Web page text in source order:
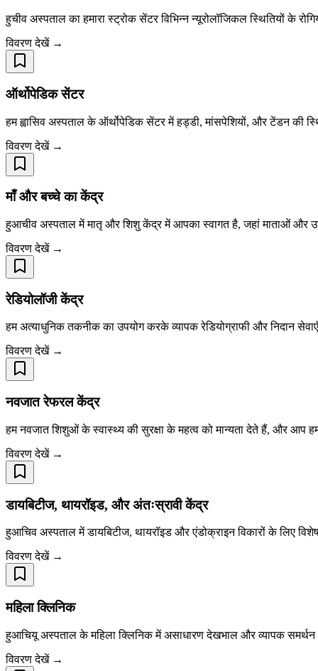
हुचीव अस्पताल का हमारा स्ट्रोक सेंटर विभिन्न न्यूरोलॉजिकल स्थितियों के
विवरण देखें →
ऑर्थोपेडिक सेंटर
हम ह्वासिव अस्पताल के ऑर्थोपेडिक सेंटर में हड्डी, मांसपेशियों, और टेंडन की
विवरण देखें →
माँ और बच्चे का केंद्र
हुआचीव अस्पताल में मातृ और शिशु केंद्र में आपका स्वागत है, जहां माताओं और
विवरण देखें →
रेडियोलॉजी केंद्र
हम अत्याधुनिक तकनीक का उपयोग करके व्यापक रेडियोग्राफी और निदान
विवरण देखें →
नवजात रेफरल केंद्र
हम नवजात शिशुओं के स्वास्थ्य की सुरक्षा के महत्व को मान्यता देते हैं, और आप
विवरण देखें →
डायबिटीज, थायरॉइड, और अंतःस्रावी केंद्र
हुआचिव अस्पताल में डायबिटीज, थायरॉइड और एंडोक्राइन विकारों के लिए
विवरण देखें →
महिला क्लिनिक
हुआचियू अस्पताल के महिला क्लिनिक में असाधारण देखभाल और व्यापक
विवरण देखें →